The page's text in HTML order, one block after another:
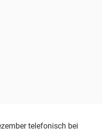
telefonisch bei